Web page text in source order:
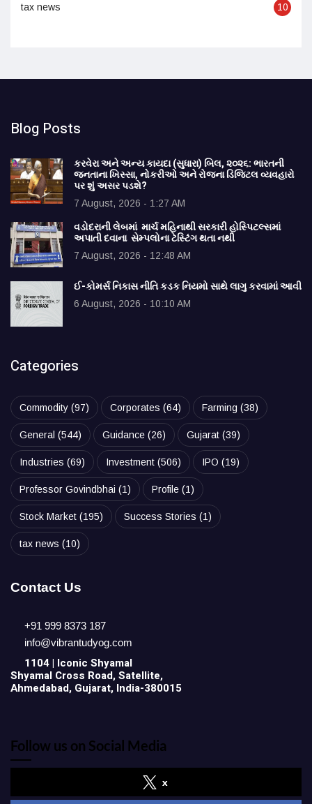
tax news 10
Blog Posts
કરવેરા અને અન્ય કાયદા (સુધારા) બિલ, ૨૦૨૬: ભારતની
જનતાના ખિસ્સા, નોકરીઓ અને રોજના ડિજિટલ વ્યવહારો
પર શું અસર પડશે?
7 August, 2026 - 1:27 AM
વડોદરાની લેબમાં માર્ચ મહિનાથી સરકારી હોસ્પિટલ્સમાં
અપાતી દવાના સેમ્પલોના ટેસ્ટિંગ થતા નથી
7 August, 2026 - 12:48 AM
ઈ-કોમર્સ નિકાસ નીતિ કડક નિયમો સાથે લાગુ કરવામાં આવી
6 August, 2026 - 10:10 AM
Categories
Commodity (97) Corporates (64) Farming (38)
General (544) Guidance (26) Gujarat (39)
Industries (69) Investment (506) IPO (19)
Professor Govindbhai (1) Profile (1)
Stock Market (195) Success Stories (1)
tax news (10)
Contact Us
+91 999 8373 187
info@vibrantudyog.com
1104 | Iconic Shyamal
Shyamal Cross Road, Satellite,
Ahmedabad, Gujarat, India-380015
Follow us on Social Media
x